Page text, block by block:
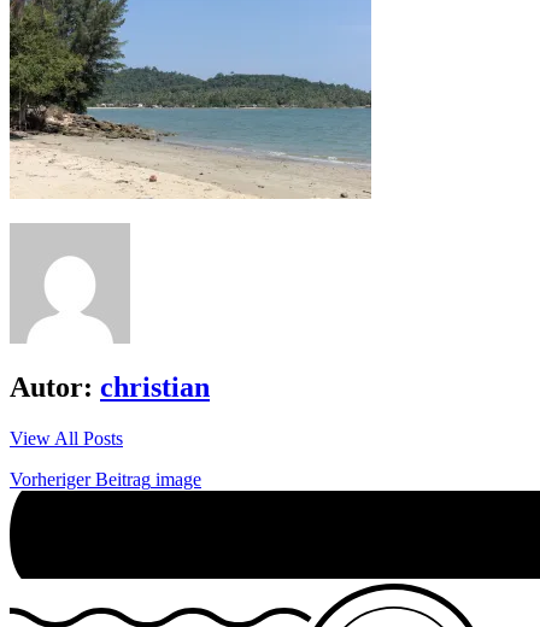
Autor: christian
View All Posts
Beitrags-
Navigation
Vorheriger Beitrag image